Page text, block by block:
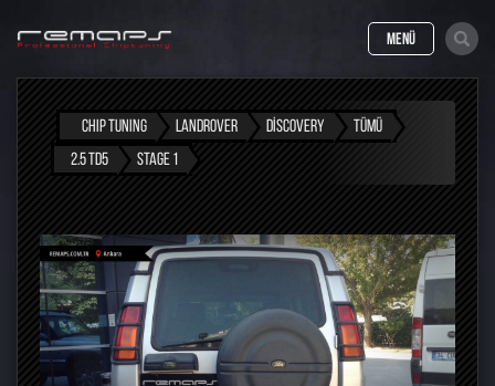
MENÜ
CHIP TUNING LANDROVER DISCOVERY
TÜMÜ
2.5 TD5
STAGE 1